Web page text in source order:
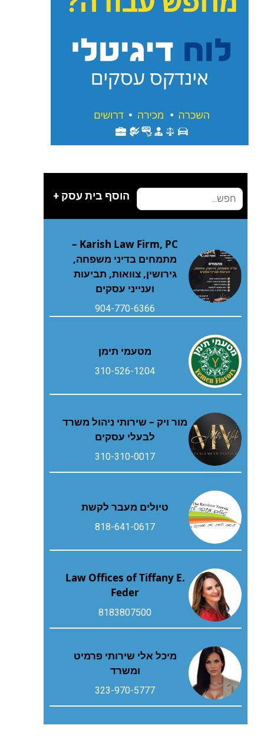
הוסף בית עסק +
Karish Law Firm, PC –
מתמחים בדיני משפחה,
גירושין, צוואות, תביעות
וענייני עסקים
904-770-6366
מטעמי תימן
310-526-1204
מור ויק – שירותי ניהול משרד
לבעלי עסקים
310-310-0017
טיולים מעבר לקשת
818-641-0617
Law Offices of Tiffany E.
Feder
8183807500
מיכל אלי שירותי פרמיט
ומשרד
323-970-5777